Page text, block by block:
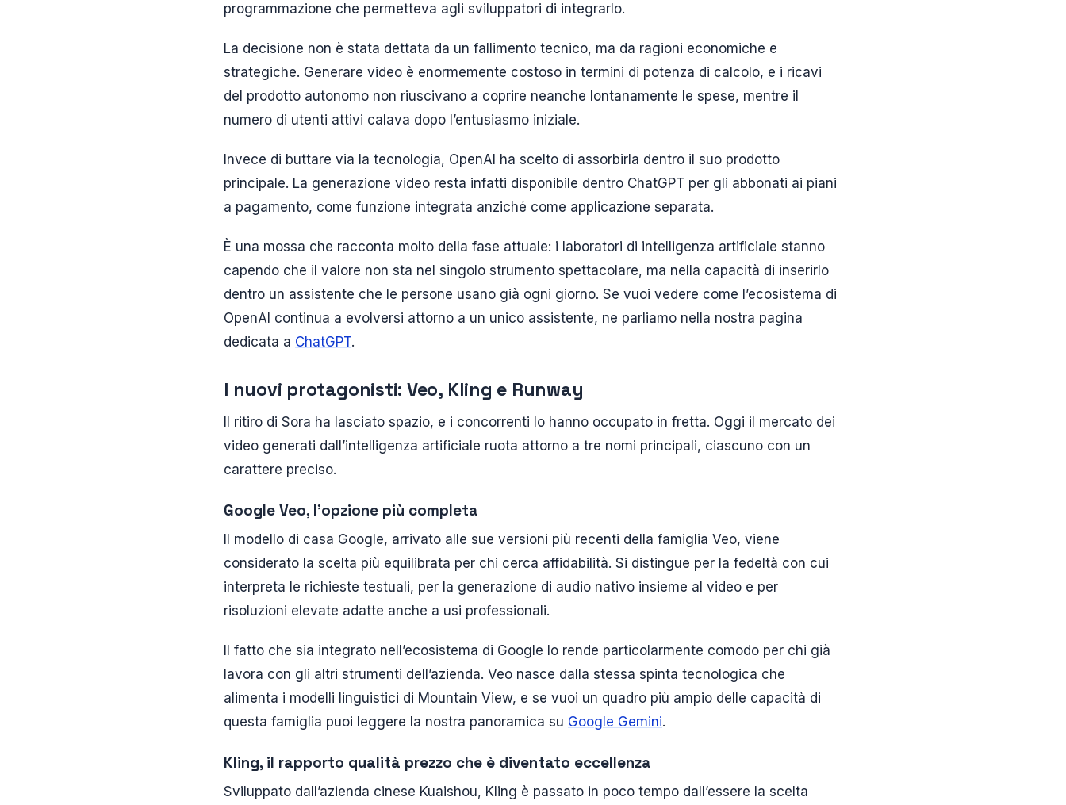
programmazione che permetteva agli sviluppatori di integrarlo.
La decisione non è stata dettata da un fallimento tecnico, ma da ragioni economiche e
strategiche. Generare video è enormemente costoso in termini di potenza di calcolo, e i ricavi
del prodotto autonomo non riuscivano a coprire neanche lontanamente le spese, mentre il
numero di utenti attivi calava dopo l’entusiasmo iniziale.
Invece di buttare via la tecnologia, OpenAI ha scelto di assorbirla dentro il suo prodotto
principale. La generazione video resta infatti disponibile dentro ChatGPT per gli abbonati ai piani
a pagamento, come funzione integrata anziché come applicazione separata.
È una mossa che racconta molto della fase attuale: i laboratori di intelligenza artificiale stanno
capendo che il valore non sta nel singolo strumento spettacolare, ma nella capacità di inserirlo
dentro un assistente che le persone usano già ogni giorno. Se vuoi vedere come l’ecosistema di
OpenAI continua a evolversi attorno a un unico assistente, ne parliamo nella nostra pagina
dedicata a ChatGPT.
I nuovi protagonisti: Veo, Kling e Runway
Il ritiro di Sora ha lasciato spazio, e i concorrenti lo hanno occupato in fretta. Oggi il mercato dei
video generati dall’intelligenza artificiale ruota attorno a tre nomi principali, ciascuno con un
carattere preciso.
Google Veo, l’opzione più completa
Il modello di casa Google, arrivato alle sue versioni più recenti della famiglia Veo, viene
considerato la scelta più equilibrata per chi cerca affidabilità. Si distingue per la fedeltà con cui
interpreta le richieste testuali, per la generazione di audio nativo insieme al video e per
risoluzioni elevate adatte anche a usi professionali.
Il fatto che sia integrato nell’ecosistema di Google lo rende particolarmente comodo per chi già
lavora con gli altri strumenti dell’azienda. Veo nasce dalla stessa spinta tecnologica che
alimenta i modelli linguistici di Mountain View, e se vuoi un quadro più ampio delle capacità di
questa famiglia puoi leggere la nostra panoramica su Google Gemini.
Kling, il rapporto qualità prezzo che è diventato eccellenza
Sviluppato dall’azienda cinese Kuaishou, Kling è passato in poco tempo dall’essere la scelta